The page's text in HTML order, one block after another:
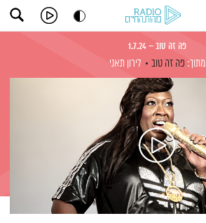
פה זה טוב – 1.7.24
מתוך: פה זה טוב לירון תאני